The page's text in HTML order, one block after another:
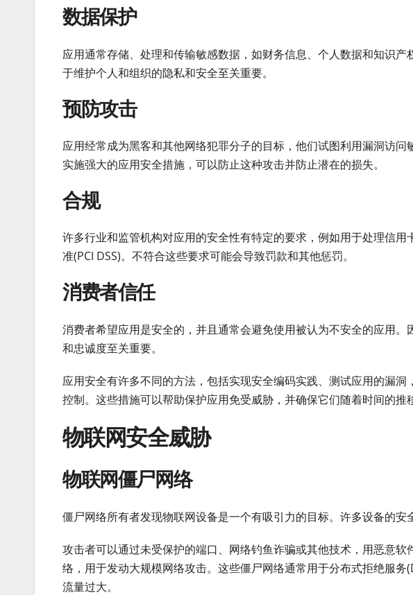
数据保护
应用通常存储、处理和传输敏感数据，如财务信息、个人数据和知识
于维护个人和组织的隐私和安全至关重要。
预防攻击
应用经常成为黑客和其他网络犯罪分子的目标，他们试图利用漏洞访
实施强大的应用安全措施，可以防止这种攻击并防止潜在的损失。
合规
许多行业和监管机构对应用的安全性有特定的要求，例如用于处理信
准(PCI DSS)。不符合这些要求可能会导致罚款和其他惩罚。
消费者信任
消费者希望应用是安全的，并且通常会避免使用被认为不安全的应用
和忠诚度至关重要。
应用安全有许多不同的方法，包括实现安全编码实践、测试应用的漏
控制。这些措施可以帮助保护应用免受威胁，并确保它们随着时间的推
物联网安全威胁
物联网僵尸网络
僵尸网络所有者发现物联网设备是一个有吸引力的目标。许多设备的安
攻击者可以通过未受保护的端口、网络钓鱼诈骗或其他技术，用恶意
络，用于发动大规模网络攻击。这些僵尸网络通常用于分布式拒绝服务
流量过大。